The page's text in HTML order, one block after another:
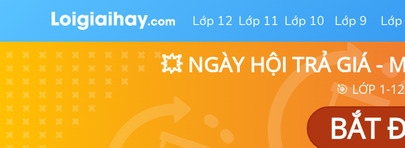
Lớp 12 Lớp 11 Lớp 10 Lớp 9
💥 NGÀY HỘI TRẢ GIÁ -
🎯 LỚP 1-
BẮT